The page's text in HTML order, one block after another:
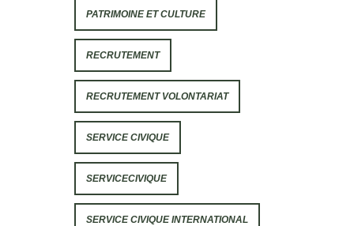
PATRIMOINE ET CULTURE
RECRUTEMENT
RECRUTEMENT VOLONTARIAT
SERVICE CIVIQUE
SERVICECIVIQUE
SERVICE CIVIQUE INTERNATIONAL